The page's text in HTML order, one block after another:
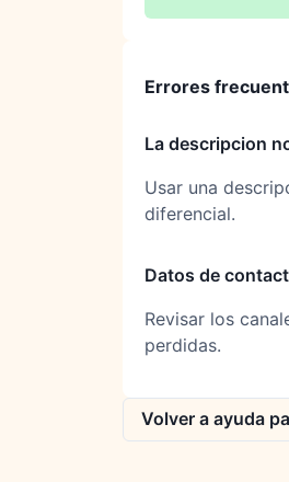
Errores
La descripcion
Usar una
diferencial.
Datos de
Revisar los
perdidas.
Volver a ayuda